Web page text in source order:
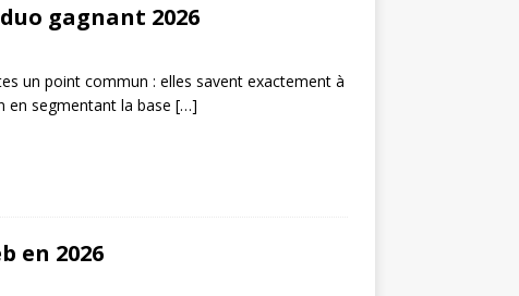
gagnant 2026
un point commun : elles savent exactement à
en segmentant la base […]
en 2026